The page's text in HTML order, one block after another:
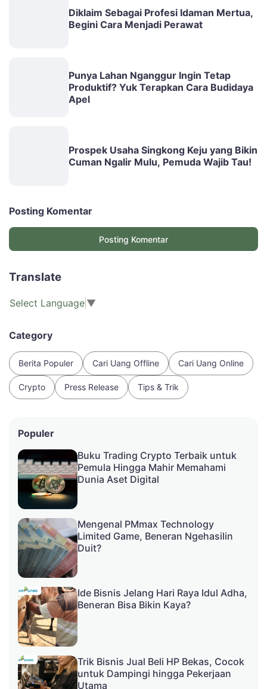
Diklaim Sebagai Profesi Idaman Mertua,
Begini Cara Menjadi Perawat
Punya Lahan Nganggur Ingin Tetap
Produktif? Yuk Terapkan Cara Budidaya
Apel
Prospek Usaha Singkong Keju yang Bikin
Cuman Ngalir Mulu, Pemuda Wajib Tau!
Posting Komentar
Posting Komentar
Translate
Select Language ▼
Category
Berita Populer Cari Uang Offline Cari Uang Online
Crypto Press Release Tips & Trik
Populer
Buku Trading Crypto Terbaik untuk
Pemula Hingga Mahir Memahami
Dunia Aset Digital
Mengenal PMmax Technology
Limited Game, Beneran Ngehasilin
Duit?
Ide Bisnis Jelang Hari Raya Idul Adha,
Beneran Bisa Bikin Kaya?
Trik Bisnis Jual Beli HP Bekas, Cocok
untuk Dampingi hingga Pekerjaan
Utama